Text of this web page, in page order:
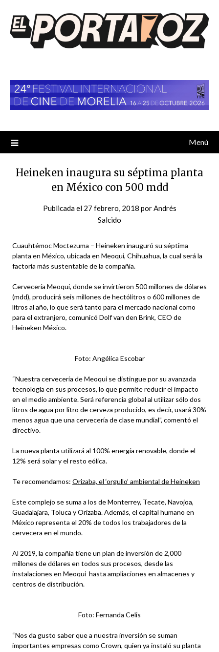
contenido
Menú
Heineken inaugura su séptima planta
en México con 500 mdd
Publicada el 27 febrero, 2018 porAndrés
Salcido
Cuauhtémoc Moctezuma – Heineken inauguró su séptima
planta en México, ubicada en Meoqui, Chihuahua, la cual será la
factoría más sustentable de la compañía.
Cervecería Meoqui, donde se invirtieron 500 millones de dólares
(mdd), producirá seis millones de hectólitros o 600 millones de
litros al año, lo que será tanto para el mercado nacional como
para el extranjero, comunicó Dolf van den Brink, CEO de
Heineken México.
Foto: Angélica Escobar
“Nuestra cervecería de Meoqui se distingue por su avanzada
tecnología en sus procesos, lo que permite reducir el impacto
en el medio ambiente. Será referencia global al utilizar sólo dos
litros de agua por litro de cerveza producido, es decir, usará 30%
menos agua que una cervecería de clase mundial”, comentó el
directivo.
La nueva planta utilizará al 100% energía renovable, donde el
12% será solar y el resto eólica.
Te recomendamos: Orizaba, el ‘orgullo’ ambiental de Heineken
Este complejo se suma a los de Monterrey, Tecate, Navojoa,
Guadalajara, Toluca y Orizaba. Además, el capital humano en
México representa el 20% de todos los trabajadores de la
cervecera en el mundo.
Al 2019, la compañía tiene un plan de inversión de 2,000
millones de dólares en todos sus procesos, desde las
instalaciones en Meoqui hasta ampliaciones en almacenes y
centros de distribución.
Foto: Fernanda Celis
“Nos da gusto saber que a nuestra inversión se suman
importantes empresas como Crown, quien ya instaló su planta